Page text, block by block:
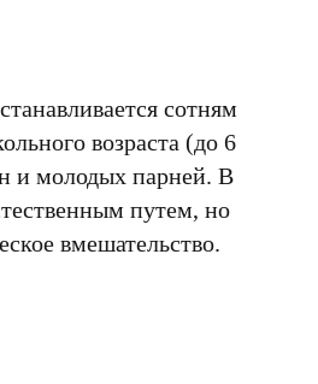
сотням
возраста (до 6
и молодых парней. В
путем, но
вмешательство.